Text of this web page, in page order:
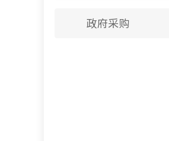
政府采购